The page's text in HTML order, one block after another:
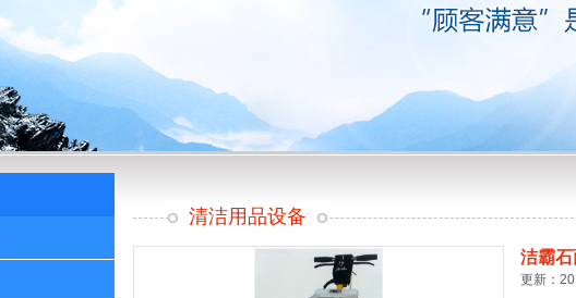
清洁用品设备
洁霸
更新：